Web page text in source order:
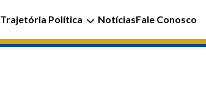
Trajetória Política NotíciasFale Conosco